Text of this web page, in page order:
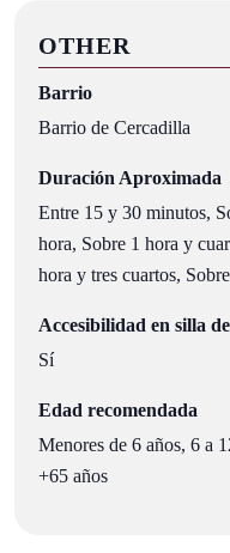
OTHER
Barrio
Barrio de Cercadilla
Duración Aproximada
Entre 15 y 30 minutos,
hora, Sobre 1 hora y
hora y tres cuartos,
Accesibilidad en silla
Sí
Edad recomendada
Menores de 6 años, 6 a
+65 años